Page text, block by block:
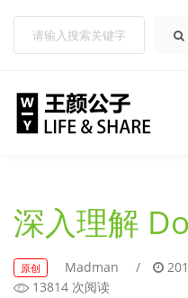
深入理解
原创 Madman /
13814 次阅读